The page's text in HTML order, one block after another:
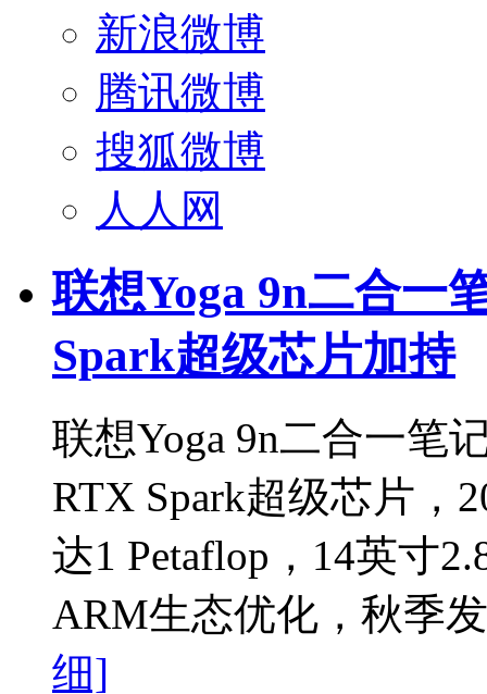
新浪微博
腾讯微博
搜狐微博
人人网
联想Yoga 9n二合一
Spark超级芯片加持
联想Yoga 9n二合一笔
RTX Spark超级芯片，
达1 Petaflop，14英寸
ARM生态优化，秋季
细]